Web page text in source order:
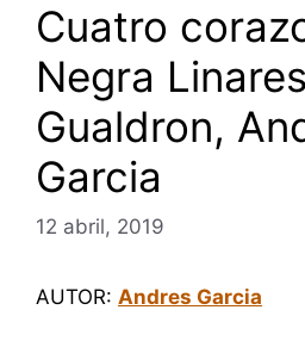
Cuatro
Negra
Gualdron,
Garcia
12 abril, 2019
AUTOR: Andres Garcia